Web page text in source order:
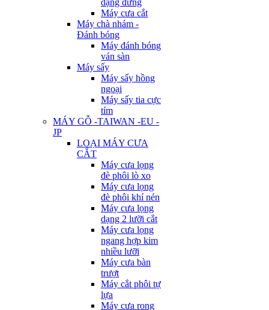
dạng đứng
Máy cưa cắt
Máy chà nhám -
Đánh bóng
Máy đánh bóng
ván sàn
Máy sấy
Máy sấy hồng
ngoại
Máy sấy tia cực
tím
MÁY GỖ -TAIWAN -EU -
JP
LOẠI MÁY CƯA
CẮT
Máy cưa lọng
đè phôi lò xo
Máy cưa lọng
đè phôi khí nén
Máy cưa lọng
dạng 2 lưỡi cắt
Máy cưa lọng
ngang hợp kim
nhiều lưỡi
Máy cưa bàn
trượt
Máy cắt phôi tự
lựa
Máy cưa rong